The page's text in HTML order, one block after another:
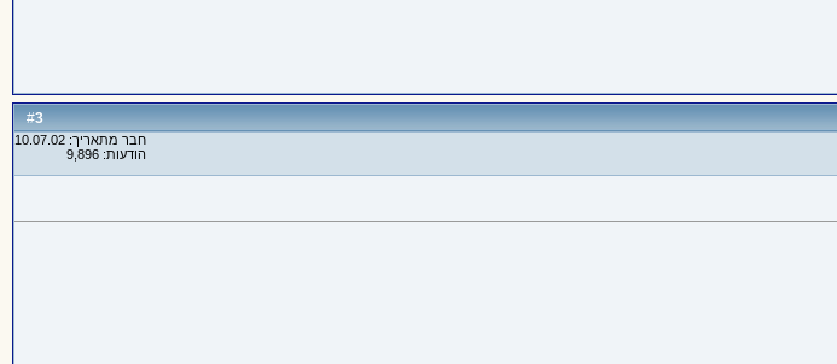
#
3
חבר מתאריך: 10.07.02
הודעות: 9,896